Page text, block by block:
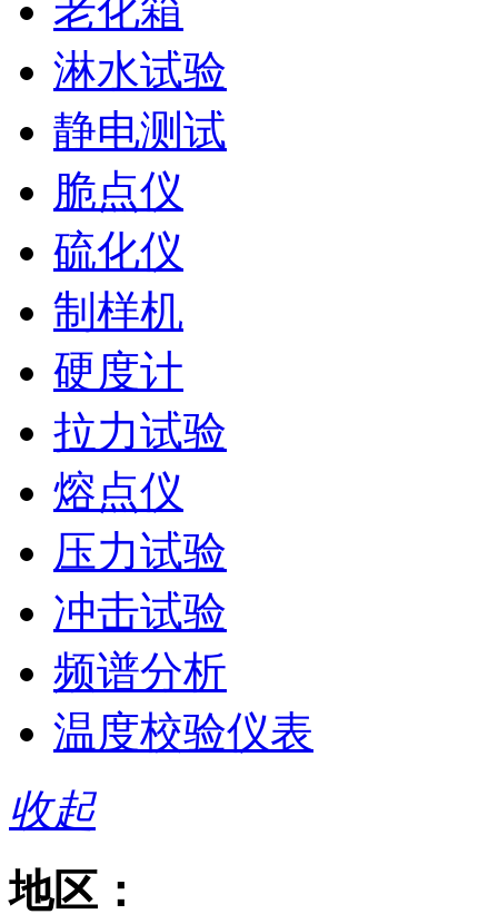
老化箱
淋水试验
静电测试
脆点仪
硫化仪
制样机
硬度计
拉力试验
熔点仪
压力试验
冲击试验
频谱分析
温度校验仪表
收起
地区：